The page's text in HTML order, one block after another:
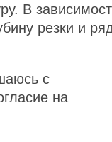
В
резки и
с
на